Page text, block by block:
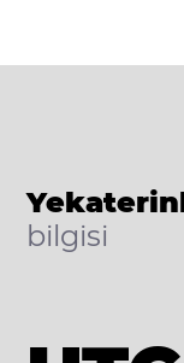
bilgisi